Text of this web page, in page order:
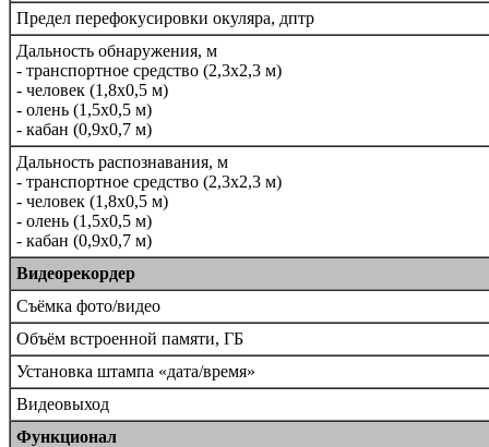
Предел перефокусировки окуляра, дптр
Дальность обнаружения, м
- транспортное средство (2,3x2,3 м)
- человек (1,8x0,5 м)
- олень (1,5x0,5 м)
- кабан (0,9x0,7 м)
Дальность распознавания, м
- транспортное средство (2,3x2,3 м)
- человек (1,8x0,5 м)
- олень (1,5x0,5 м)
- кабан (0,9x0,7 м)
Видеорекордер
Съёмка фото/видео
Объём встроенной памяти, ГБ
Установка штампа «дата/время»
Видеовыход
Функционал